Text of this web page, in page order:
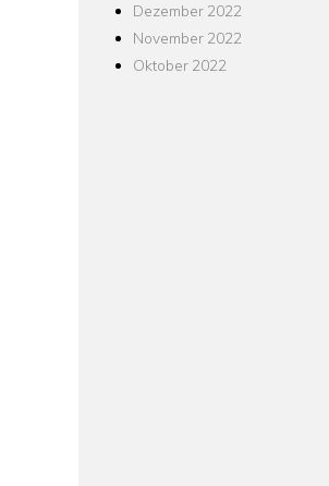
Dezember 2022
November 2022
Oktober 2022